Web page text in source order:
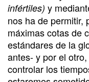
infértiles) y
nos ha de permitir,
máximas cotas de
estándares de la
antes- y por el
controlar los